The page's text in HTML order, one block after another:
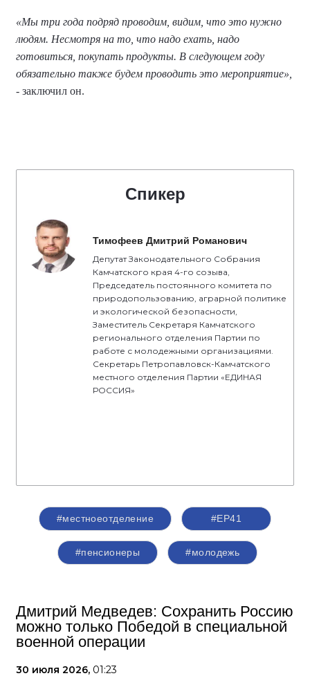
«Мы три года подряд проводим, видим, что это нужно
людям. Несмотря на то, что надо ехать, надо
готовиться, покупать продукты. В следующем году
обязательно также будем проводить это мероприятие»,
- заключил он.
Спикер
Тимофеев Дмитрий Романович
Депутат Законодательного Собрания
Камчатского края 4-го созыва,
Председатель постоянного комитета по
природопользованию, аграрной политике
и экологической безопасности,
Заместитель Секретаря Камчатского
регионального отделения Партии по
работе с молодежными организациями.
Секретарь Петропавловск-Камчатского
местного отделения Партии «ЕДИНАЯ
РОССИЯ»
#местноеотделение #ЕР41
#пенсионеры #молодежь
Дмитрий Медведев: Сохранить Россию
можно только Победой в специальной
военной операции
30 июля 2026, 01:23